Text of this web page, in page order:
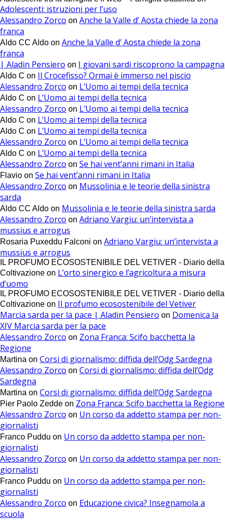
Adolescenti: istruzioni per l’uso
Alessandro Zorco on Anche la Valle d’ Aosta chiede la zona
franca
Aldo CC Aldo on Anche la Valle d’ Aosta chiede la zona
franca
| Aladin Pensiero on I giovani sardi riscoprono la campagna
Aldo C on Il Crocefisso? Ormai è immerso nel piscio
Alessandro Zorco on L’Uomo ai tempi della tecnica
Aldo C on L’Uomo ai tempi della tecnica
Alessandro Zorco on L’Uomo ai tempi della tecnica
Aldo C on L’Uomo ai tempi della tecnica
Aldo C on L’Uomo ai tempi della tecnica
Alessandro Zorco on L’Uomo ai tempi della tecnica
Aldo C on L’Uomo ai tempi della tecnica
Alessandro Zorco on Se hai vent’anni rimani in Italia
Flavio on Se hai vent’anni rimani in Italia
Alessandro Zorco on Mussolinia e le teorie della sinistra
sarda
Aldo CC Aldo on Mussolinia e le teorie della sinistra sarda
Alessandro Zorco on Adriano Vargiu: un’intervista a
mussius e arrogus
Rosaria Puxeddu Falconi on Adriano Vargiu: un’intervista a
mussius e arrogus
IL PROFUMO ECOSOSTENIBILE DEL VETIVER - Diario della
Coltivazione on L’orto sinergico e l’agricoltura a misura
d’uomo
IL PROFUMO ECOSOSTENIBILE DEL VETIVER - Diario della
Coltivazione on Il profumo ecosostenibile del Vetiver
Marcia sarda per la pace | Aladin Pensiero on Domenica la
XIV Marcia sarda per la pace
Alessandro Zorco on Zona Franca: Scifo bacchetta la
Regione
Martina on Corsi di giornalismo: diffida dell’Odg Sardegna
Alessandro Zorco on Corsi di giornalismo: diffida dell’Odg
Sardegna
Martina on Corsi di giornalismo: diffida dell’Odg Sardegna
Pier Paolo Zedde on Zona Franca: Scifo bacchetta la Regione
Alessandro Zorco on Un corso da addetto stampa per non-
giornalisti
Franco Puddu on Un corso da addetto stampa per non-
giornalisti
Alessandro Zorco on Un corso da addetto stampa per non-
giornalisti
Franco Puddu on Un corso da addetto stampa per non-
giornalisti
Alessandro Zorco on Educazione civica? Insegnamola a
scuola